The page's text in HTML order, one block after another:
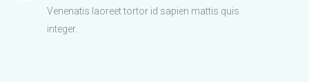
Venenatis laoreet tortor id sapien mattis quis
integer.